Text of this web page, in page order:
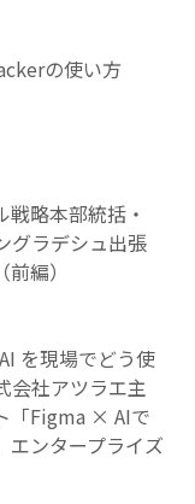
の使い方
戦略本部統括・
グラデシュ出張
編）
を現場でどう使
会社アツラエ主
「Figma × AIで
エンタープライズ